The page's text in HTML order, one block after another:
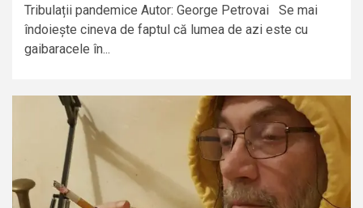
Tribulații pandemice Autor: George Petrovai Se mai
îndoiește cineva de faptul că lumea de azi este cu
gaibaracele în...